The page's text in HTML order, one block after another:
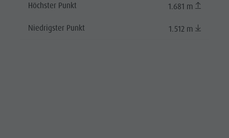
Höchster Punkt 1.681 m
Niedrigster Punkt 1.512 m